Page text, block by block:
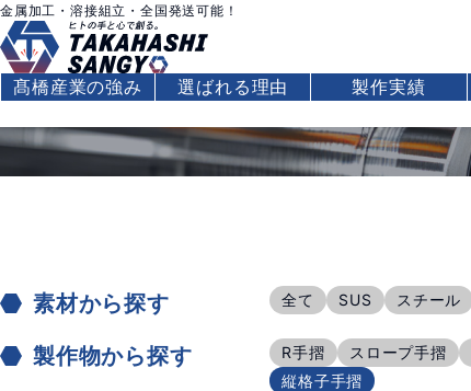
金属加工・溶接組立・全国発送可能！
髙橋産業の強み 選ばれる理由 製作実績
素材から探す 全て SUS スチール
製作物から探す R手摺 スロープ手摺
縦格子手摺